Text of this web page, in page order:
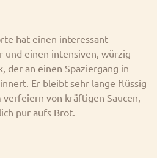
hat einen interessant-
und einen intensiven, würzig-
der an einen Spaziergang in
Er bleibt sehr lange flüssig
von kräftigen Saucen,
pur aufs Brot.